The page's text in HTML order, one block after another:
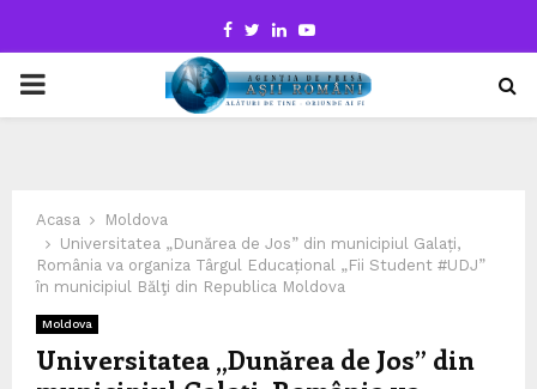
Facebook
TwitterLinkedinYoutube
PRIMARY
Acasa
Moldova
Universitatea „Dunărea de Jos” din municipiul Galați,
România va organiza Târgul Educațional „Fii Student #UDJ”
în municipiul Bălţi din Republica Moldova
Moldova
Universitatea „Dunărea de Jos” din